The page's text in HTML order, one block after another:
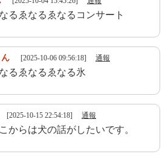
るゑなるゑなるコンサート
[2025-10-06 09:56:18] 通報
るゑなるゑなる氷
[2025-10-15 22:54:18] 通報
からは犬の話がしたいです。